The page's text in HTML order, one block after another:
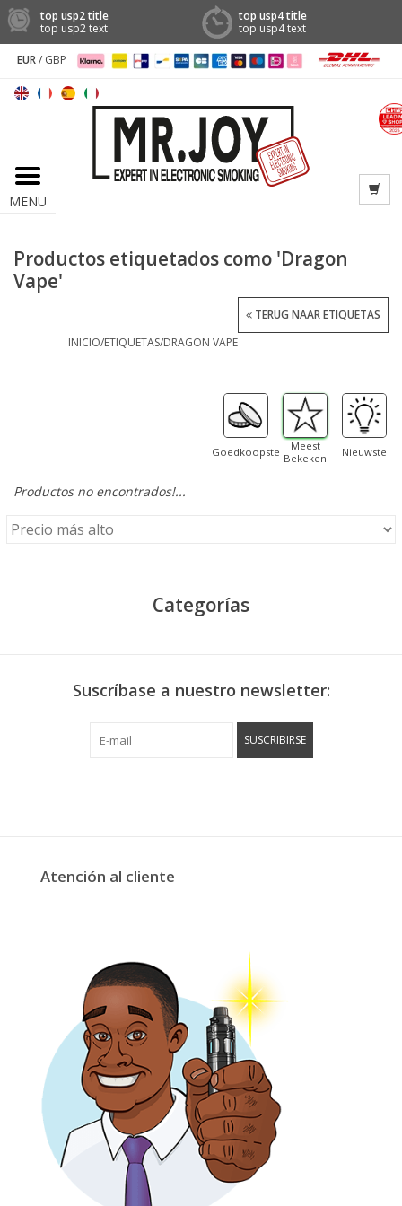
top usp2 title
top usp2 text
top usp4 title
top usp4 text
EUR/ GBP
MENU
Productos etiquetados como 'Dragon
Vape'
INICIO/ETIQUETAS/DRAGON VAPE
TERUG NAAR ETIQUETAS
Goedkoopste
Meest
Bekeken
Nieuwste
Productos no encontrados!...
Categorías
Suscríbase a nuestro newsletter:
SUSCRIBIRSE
Atención al cliente